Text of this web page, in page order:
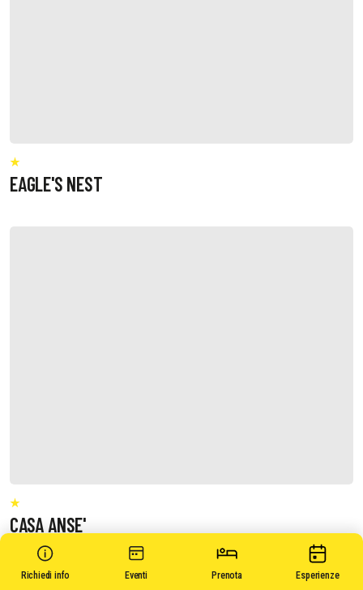
Richiedi info Eventi Prenota Esperienze
EAGLE'S NEST
CASA ANSE'